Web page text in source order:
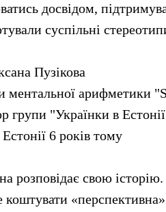
досвідом,
суспільні
Пузікова
ментальної арифметики
групи "Українки в
6 років тому
розповідає свою історію.